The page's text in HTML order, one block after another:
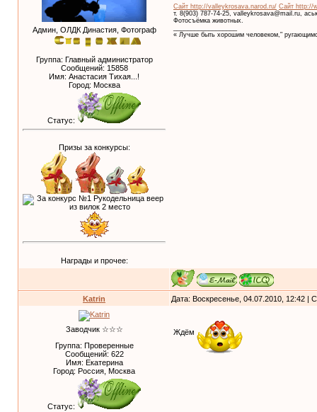
Админ, ОЛДК Династия, Фотограф
Группа: Главный администратор
Сообщений: 15858
Имя: Анастасия Тихая...!
Город: Москва
Статус:
Призы за конкурсы:
Награды и прочее:
Сайт http://valleykrosava.narod.ru/ Сайт http://
т. 8(903) 787-74-25, valleykrosava@mail.ru,
Фотосъёмка животных.
« Лучше быть хорошим человеком,"
Katrin Дата: Воскресенье, 04.07.2010, 12:42 |
Заводчик ☆☆☆
Группа: Проверенные
Сообщений: 622
Имя: Екатерина
Город: Россия, Москва
Статус:
Ждём